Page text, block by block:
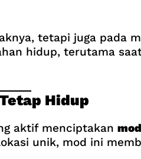
tetapi juga pada
hidup, terutama
Hidup
aktif menciptakan
unik, mod ini